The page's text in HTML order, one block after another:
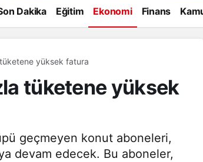
Dakika Eğitim Ekonomi Finans
yüksek fatura
tüketene yüksek
geçmeyen konut aboneleri,
devam edecek. Bu aboneler,